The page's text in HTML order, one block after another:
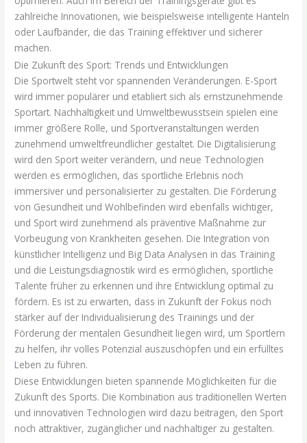
zahlreiche Innovationen, wie beispielsweise intelligente Hanteln
oder Laufbänder, die das Training effektiver und sicherer
machen.
Die Zukunft des Sport: Trends und Entwicklungen
Die Sportwelt steht vor spannenden Veränderungen. E-Sport
wird immer populärer und etabliert sich als ernstzunehmende
Sportart. Nachhaltigkeit und Umweltbewusstsein spielen eine
immer größere Rolle, und Sportveranstaltungen werden
zunehmend umweltfreundlicher gestaltet. Die Digitalisierung
wird den Sport weiter verändern, und neue Technologien
werden es ermöglichen, das sportliche Erlebnis noch
immersiver und personalisierter zu gestalten. Die Förderung
von Gesundheit und Wohlbefinden wird ebenfalls wichtiger,
und Sport wird zunehmend als präventive Maßnahme zur
Vorbeugung von Krankheiten gesehen. Die Integration von
künstlicher Intelligenz und Big Data Analysen in das Training
und die Leistungsdiagnostik wird es ermöglichen, sportliche
Talente früher zu erkennen und ihre Entwicklung optimal zu
fördern. Es ist zu erwarten, dass in Zukunft der Fokus noch
stärker auf der Individualisierung des Trainings und der
Förderung der mentalen Gesundheit liegen wird, um Sportlern
zu helfen, ihr volles Potenzial auszuschöpfen und ein erfülltes
Leben zu führen.
Diese Entwicklungen bieten spannende Möglichkeiten für die
Zukunft des Sports. Die Kombination aus traditionellen Werten
und innovativen Technologien wird dazu beitragen, den Sport
noch attraktiver, zugänglicher und nachhaltiger zu gestalten.